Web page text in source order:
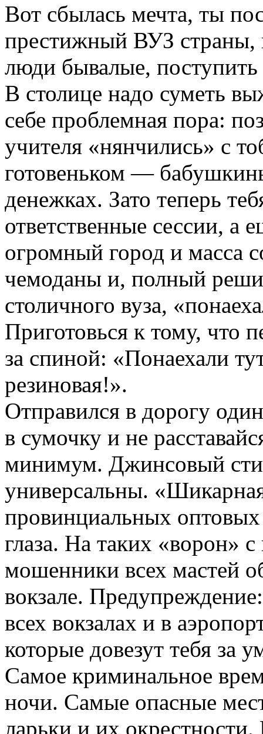
Вот сбылась мечта, ты
престижный ВУЗ страны,
люди бывалые,
В столице надо суметь
себе проблемная пора:
учителя «нянчились» с
готовеньком —
денежках. Зато теперь
ответственные сессии, а
огромный город и масса
чемоданы и, полный
столичного вуза,
Приготовься к тому, что
за спиной: «Понаехали
резиновая!».
Отправился в дорогу
в сумочку и не
минимум. Джинсовый
универсальны.
провинциальных
глаза. На таких «ворон»
мошенники всех мастей
вокзале.
всех вокзалах и в
которые довезут тебя за
Самое криминальное
ночи. Самые опасные
ларьки и их